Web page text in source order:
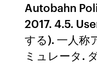
Autobahn
2017. 4.5.
する). 一人称
ミュレータ.